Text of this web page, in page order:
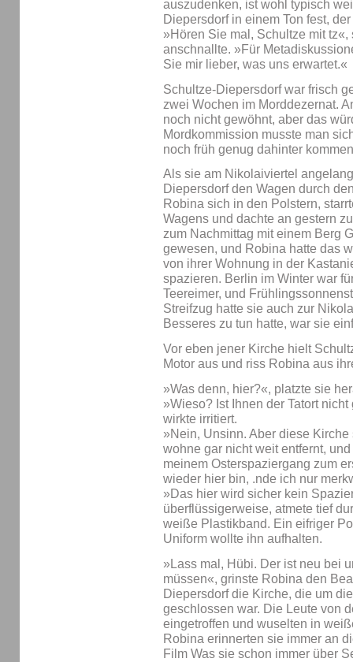
auszudenken, ist wohl typisch
Diepersdorf in einem Ton fest,
»Hören Sie mal, Schultze mit
anschnallte. »Für
Sie mir lieber, was uns erwartet.«
Schultze-Diepersdorf war frisch
zwei Wochen im Morddezernat.
noch nicht gewöhnt, aber das
Mordkommission musste man
noch früh genug dahinter
Als sie am Nikolaiviertel
Diepersdorf den Wagen durch
Robina sich in den Polstern,
Wagens und dachte an gestern
zum Nachmittag mit einem Berg
gewesen, und Robina hatte das
von ihrer Wohnung in der
spazieren. Berlin im Winter war
Teereimer, und
Streifzug hatte sie auch zur
Besseres zu tun hatte, war sie
Vor eben jener Kirche hielt
Motor aus und riss Robina aus
»Was denn, hier?«, platzte sie
»Wieso? Ist Ihnen der Tatort
wirkte irritiert.
»Nein, Unsinn. Aber diese
wohne gar nicht weit entfernt,
meinem Osterspaziergang zum
wieder hier bin, .nde ich nur
»Das hier wird sicher kein
überflüssigerweise, atmete tief
weiße Plastikband. Ein eifriger
Uniform wollte ihn aufhalten.
»Lass mal, Hübi. Der ist neu bei
müssen«, grinste Robina den
Diepersdorf die Kirche, die um
geschlossen war. Die Leute von
eingetroffen und wuselten in
Robina erinnerten sie immer an
Film Was sie schon immer über